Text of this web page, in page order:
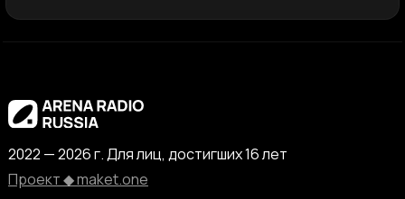
2022 — 2026 г. Для лиц, достигших 16 лет
Проект ◆ maket.one